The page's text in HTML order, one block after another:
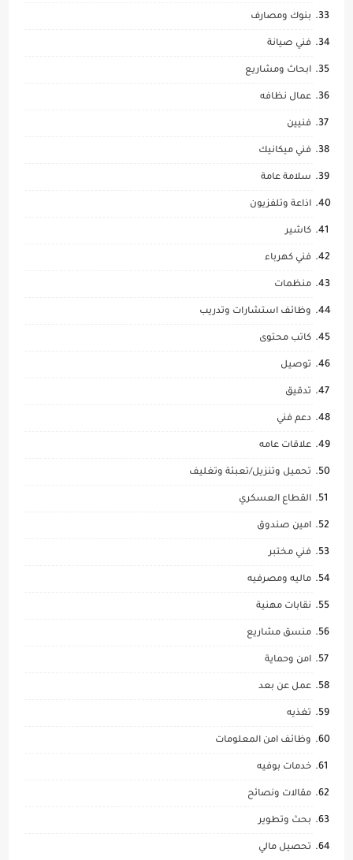
بنوك ومصارف
فني صيانة
ابحاث ومشاريع
عمال نظافه
فنيين
فني ميكانيك
سلامة عامة
اذاعة وتلفزيون
كاشير
فني كهرباء
منظمات
وظائف استشارات وتدريب
كاتب محتوى
توصيل
تدقيق
دعم فني
علاقات عامه
تحميل وتنزيل/تعبئة وتغليف
القطاع العسكري
امين صندوق
فني مختبر
ماليه ومصرفيه
نقابات مهنية
منسق مشاريع
امن وحماية
عمل عن بعد
تغذيه
وظائف امن المعلومات
خدمات بوفيه
مقالات ونصائح
بحث وتطوير
تحصيل مالي